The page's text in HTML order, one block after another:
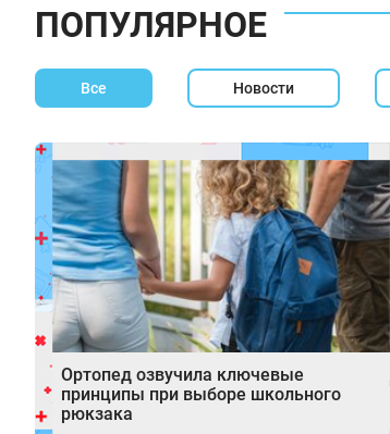
ПОПУЛЯРНОЕ
Все Новости
Ортопед озвучила ключевые
принципы при выборе школьного
рюкзака